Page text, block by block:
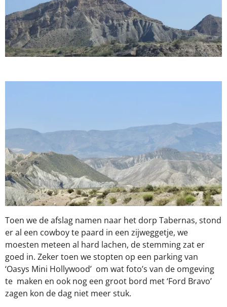
Toen we de afslag namen naar het dorp Tabernas, stond
er al een cowboy te paard in een zijweggetje, we
moesten meteen al hard lachen, de stemming zat er
goed in. Zeker toen we stopten op een parking van
‘Oasys Mini Hollywood’ om wat foto’s van de omgeving
te maken en ook nog een groot bord met ‘Ford Bravo’
zagen kon de dag niet meer stuk.